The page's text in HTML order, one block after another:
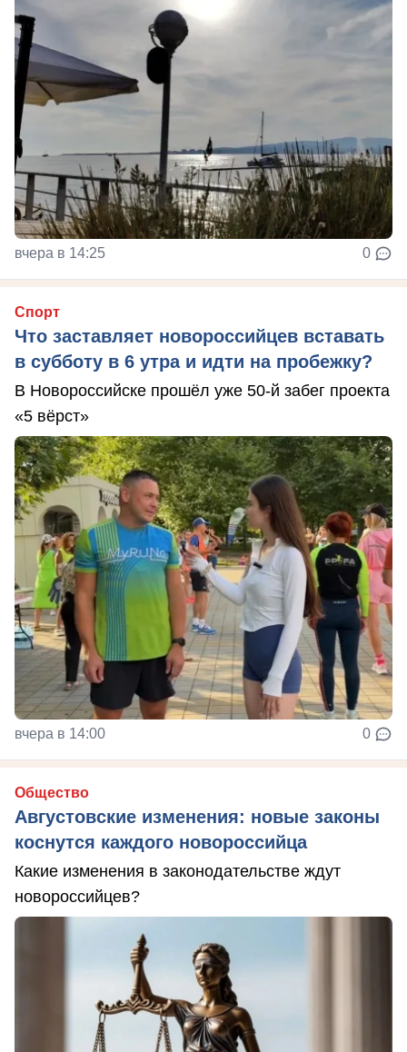
вчера в 14:25 0
Спорт
Что заставляет новороссийцев вставать
в субботу в 6 утра и идти на пробежку?
В Новороссийске прошёл уже 50-й забег проекта
«5 вёрст»
вчера в 14:00 0
Общество
Августовские изменения: новые законы
коснутся каждого новороссийца
Какие изменения в законодательстве ждут
новороссийцев?